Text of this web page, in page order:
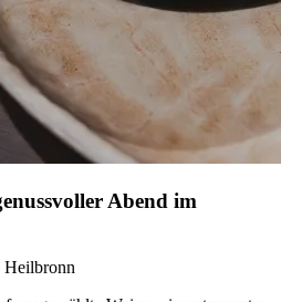
Abend im
Heilbronn